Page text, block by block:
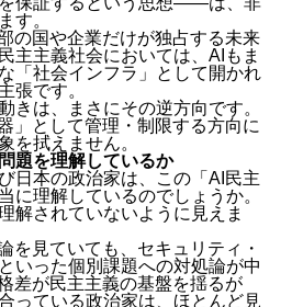
す。
の国や企業だけが独占する未来
主主義社会においては、AIもま
「社会インフラ」として開かれ
張です。
きは、まさにその逆方向です。
」として管理・制限する方向に
を拭えません。
題を理解しているか
日本の政治家は、この「AI民主
に理解しているのでしょうか。
解されていないように見えま
を見ていても、セキュリティ・
いった個別課題への対処論が中
差が民主主義の基盤を揺るが
っている政治家は、ほとんど見